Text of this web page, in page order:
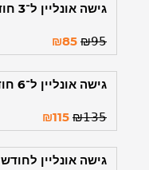
גישה אונליין ל־3 חודשים
₪𝟫𝟧
₪85
גישה אונליין ל־6 חודשים
₪𝟣𝟥𝟧
₪115
גישה אונליין לחודש